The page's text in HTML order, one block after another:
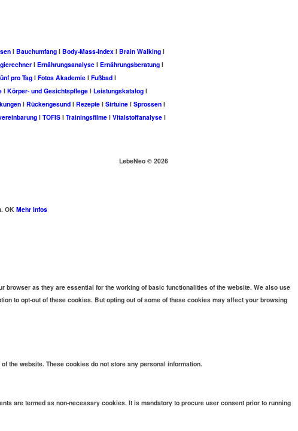
IBauchumfang IBody-Mass-Index IBrain Walking I
IErnährungsanalyse IErnährungsberatung I
pro Tag IFotos Akademie IFußbad I
IKörper- und Gesichtspflege ILeistungskatalog I
IRückengesund IRezepte ISirtuine ISprossen I
ITOFIS ITrainingsfilme IVitalstoffanalyse I
LebeNeo © 2026
OK Mehr Infos
as they are essential for the working of basic functionalities of the website. We also use
to opt-out of these cookies. But opting out of some of these cookies may affect your browsing
the website. These cookies do not store any personal information.
are termed as non-necessary cookies. It is mandatory to procure user consent prior to running